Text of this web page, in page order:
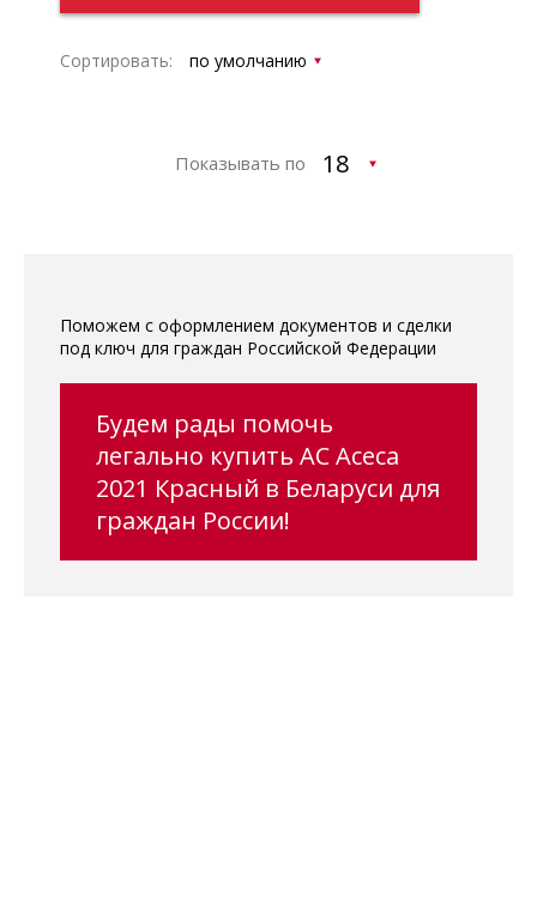
Сортировать:
Показывать по
Поможем с оформлением документов и сделки
под ключ для граждан Российской Федерации
Будем рады помочь
легально купить AC Aceca
2021 Красный в Беларуси для
граждан России!